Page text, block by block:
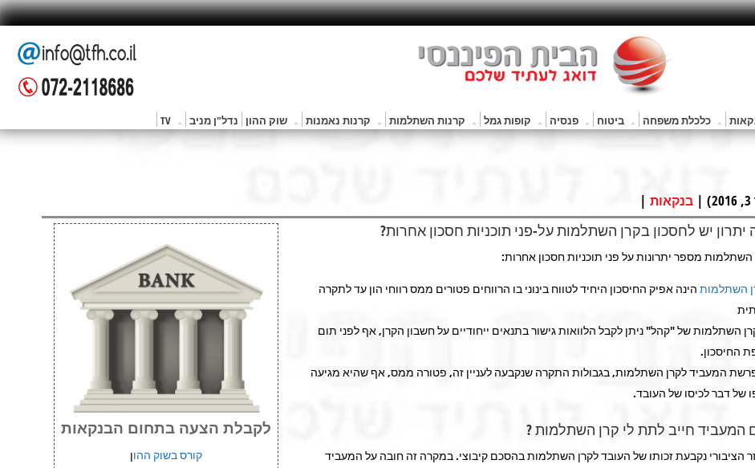
כלכלת משפחה ביטוח פנסיה קופות גמל קרנות השתלמות קרנות נאמנות שוק ההון נדל"ן מניב TV
בנקאות |
לקבלת הצעה בתחום הבנקאות
קורס בשוק ההון
יתרון יש לחסכון בקרן השתלמות על-פני תוכניות חסכון אחרות?
השתלמות מספר יתרונות על פני תוכניות חסכון אחרות:
השתלמות הינה אפיק החיסכון היחיד לטווח בינוני בו הרווחים פטורים ממס רווחי הון עד לתקרה
השתלמות של "קהל" ניתן לקבל הלוואות גישור בתנאים ייחודיים על חשבון הקרן, אף לפני תום
החיסכון.
המעביד לקרן השתלמות, בגבולות התקרה שנקבעה לעניין זה, פטורה ממס, אף שהיא מגיעה
של דבר לכיסו של העובד.
המעביד חייב לתת לי קרן השתלמות ?
הציבורי נקבעת זכותו של העובד לקרן השתלמות בהסכם קיבוצי. במקרה זה חובה על המעביד